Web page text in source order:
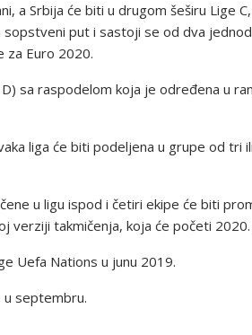
a Srbija će biti u drugom šeširu Lige
sopstveni put i sastoji se od dva
za Euro 2020.
sa raspodelom koja je određena u
liga će biti podeljena u grupe od tri
u ligu ispod i četiri ekipe će biti
verziji takmičenja, koja će početi
Uefa Nations u junu 2019.
u septembru.